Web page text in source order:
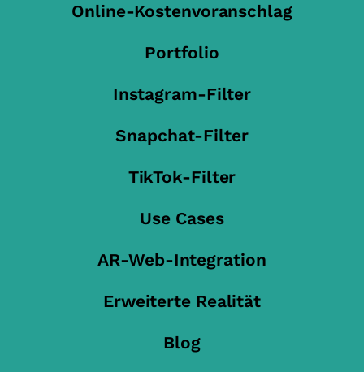
Online-Kostenvoranschlag
Portfolio
Instagram-Filter
Snapchat-Filter
TikTok-Filter
Use Cases
AR-Web-Integration
Erweiterte Realität
Blog